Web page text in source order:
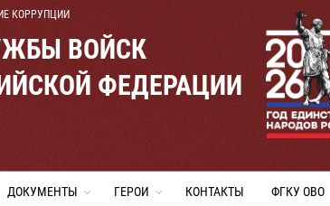
КОРРУПЦИИ
ВОЙСК
ФЕДЕРАЦИИ
ДОКУМЕНТЫ ГЕРОИ КОНТАКТЫ ФГКУ ОВО